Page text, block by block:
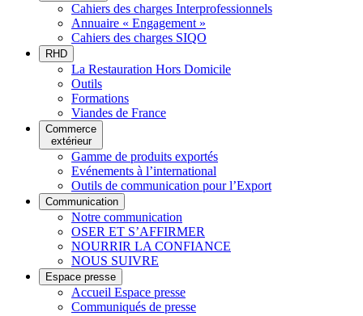
Cahiers des charges Interprofessionnels
Annuaire « Engagement »
Cahiers des charges SIQO
RHD
La Restauration Hors Domicile
Outils
Formations
Viandes de France
Commerce
extérieur
Gamme de produits exportés
Evénements à l’international
Outils de communication pour l’Export
Communication
Notre communication
OSER ET S’AFFIRMER
NOURRIR LA CONFIANCE
NOUS SUIVRE
Espace presse
Accueil Espace presse
Communiqués de presse